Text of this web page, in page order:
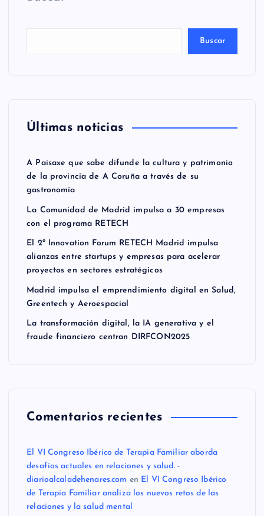
Buscar
Últimas noticias
A Paisaxe que sabe difunde la cultura y patrimonio
de la provincia de A Coruña a través de su
gastronomía
La Comunidad de Madrid impulsa a 30 empresas
con el programa RETECH
El 2º Innovation Forum RETECH Madrid impulsa
alianzas entre startups y empresas para acelerar
proyectos en sectores estratégicos
Madrid impulsa el emprendimiento digital en Salud,
Greentech y Aeroespacial
La transformación digital, la IA generativa y el
fraude financiero centran DIRFCON2025
Comentarios recientes
El VI Congreso Ibérico de Terapia Familiar aborda
desafíos actuales en relaciones y salud. -
diarioalcaladehenares.com en El VI Congreso Ibérico
de Terapia Familiar analiza los nuevos retos de las
relaciones y la salud mental